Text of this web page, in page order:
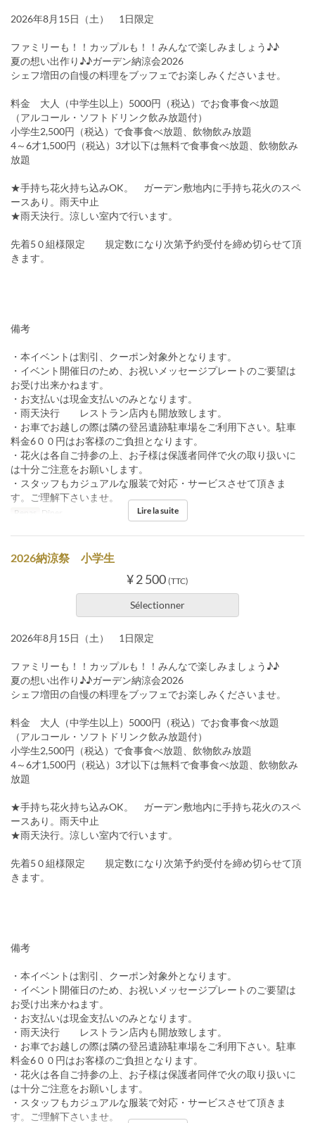
2026年8月15日（土） 1日限定
ファミリーも！！カップルも！！みんなで楽しみましょう♪♪
夏の想い出作り♪♪ガーデン納涼会2026
シェフ増田の自慢の料理をブッフェでお楽しみくださいませ。
料金 大人（中学生以上）5000円（税込）でお食事食べ放題
（アルコール・ソフトドリンク飲み放題付）
小学生2,500円（税込）で食事食べ放題、飲物飲み放題
4～6才1,500円（税込）3才以下は無料で食事食べ放題、飲物飲み
放題
★手持ち花火持ち込みOK。 ガーデン敷地内に手持ち花火のスペ
ースあり。雨天中止
★雨天決行。涼しい室内で行います。
先着5０組様限定 規定数になり次第予約受付を締め切らせて頂
きます。
備考
・本イベントは割引、クーポン対象外となります。
・イベント開催日のため、お祝いメッセージプレートのご要望は
お受け出来かねます。
・お支払いは現金支払いのみとなります。
・雨天決行 レストラン店内も開放致します。
・お車でお越しの際は隣の登呂遺跡駐車場をご利用下さい。駐車
料金6００円はお客様のご負担となります。
・花火は各自ご持参の上、お子様は保護者同伴で火の取り扱いに
は十分ご注意をお願いします。
・スタッフもカジュアルな服装で対応・サービスさせて頂きま
す。ご理解下さいませ。
Repas Dîner Lire la suite
2026納涼祭 小学生
¥ 2 500 (TTC)
Sélectionner
2026年8月15日（土） 1日限定
ファミリーも！！カップルも！！みんなで楽しみましょう♪♪
夏の想い出作り♪♪ガーデン納涼会2026
シェフ増田の自慢の料理をブッフェでお楽しみくださいませ。
料金 大人（中学生以上）5000円（税込）でお食事食べ放題
（アルコール・ソフトドリンク飲み放題付）
小学生2,500円（税込）で食事食べ放題、飲物飲み放題
4～6才1,500円（税込）3才以下は無料で食事食べ放題、飲物飲み
放題
★手持ち花火持ち込みOK。 ガーデン敷地内に手持ち花火のスペ
ースあり。雨天中止
★雨天決行。涼しい室内で行います。
先着5０組様限定 規定数になり次第予約受付を締め切らせて頂
きます。
備考
・本イベントは割引、クーポン対象外となります。
・イベント開催日のため、お祝いメッセージプレートのご要望は
お受け出来かねます。
・お支払いは現金支払いのみとなります。
・雨天決行 レストラン店内も開放致します。
・お車でお越しの際は隣の登呂遺跡駐車場をご利用下さい。駐車
料金6００円はお客様のご負担となります。
・花火は各自ご持参の上、お子様は保護者同伴で火の取り扱いに
は十分ご注意をお願いします。
・スタッフもカジュアルな服装で対応・サービスさせて頂きま
す。ご理解下さいませ。